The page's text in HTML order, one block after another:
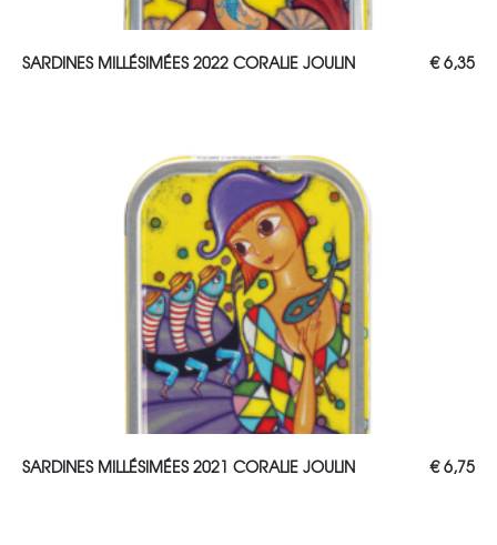
AJOUTER AU PANIER
SARDINES MILLÉSIMÉES 2022 CORALIE JOULIN €6,35
AJOUTER AU PANIER
SARDINES MILLÉSIMÉES 2021 CORALIE JOULIN €6,75